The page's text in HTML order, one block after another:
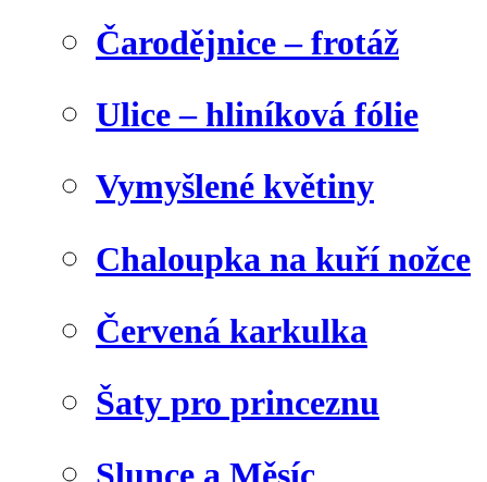
Čarodějnice – frotáž
Ulice – hliníková fólie
Vymyšlené květiny
Chaloupka na kuří nožce
Červená karkulka
Šaty pro princeznu